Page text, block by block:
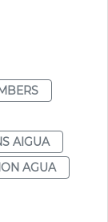
AIGUA
AGUA